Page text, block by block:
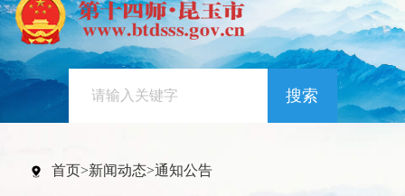
搜索
首页>新闻动态>通知公告